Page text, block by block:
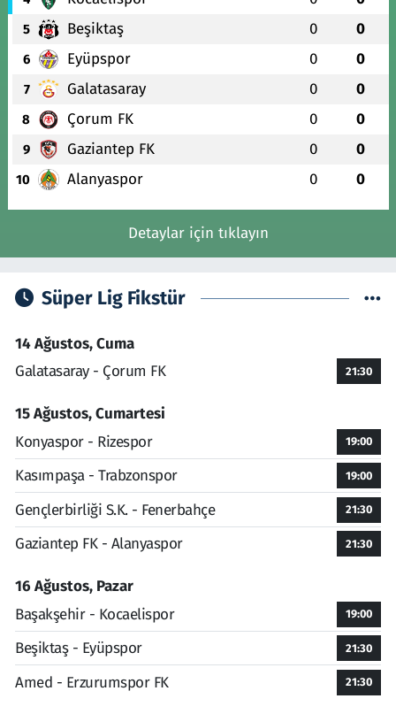
5 Beşiktaş 0 0
6 Eyüpspor 0 0
7 Galatasaray 0 0
8 Çorum FK 0 0
9 Gaziantep FK 0 0
10 Alanyaspor 0 0
Detaylar için tıklayın
Süper Lig Fikstür
14 Ağustos, Cuma
Galatasaray - Çorum FK
21:30
15 Ağustos, Cumartesi
Konyaspor - Rizespor
19:00
Kasımpaşa - Trabzonspor 19:00
Gençlerbirliği S.K. - Fenerbahçe 21:30
Gaziantep FK - Alanyaspor 21:30
16 Ağustos, Pazar
Başakşehir - Kocaelispor
19:00
Beşiktaş - Eyüpspor 21:30
Amed - Erzurumspor FK 21:30